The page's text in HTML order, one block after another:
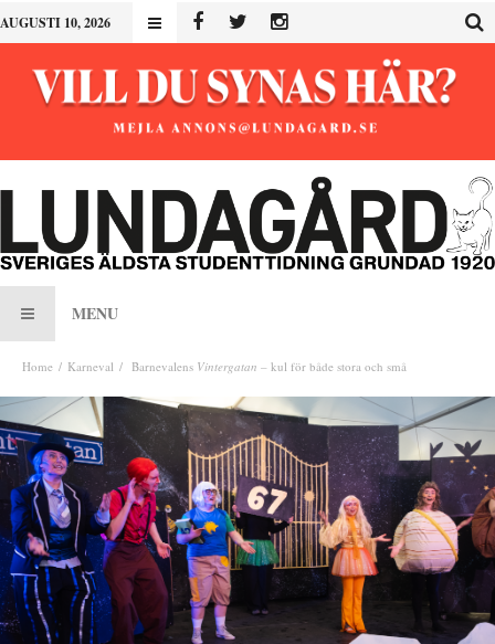
AUGUSTI 10, 2026
MENU
Home Karneval Barnevalens Vintergatan – kul för både stora och små